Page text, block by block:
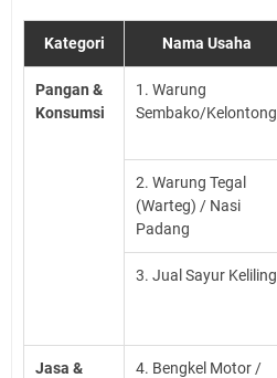
Kategori Nama Usaha
Pangan &
Konsumsi
1. Warung
Sembako/Kelontong
2. Warung Tegal
(Warteg) / Nasi
Padang
3. Jual Sayur Keliling
Jasa &
4. Bengkel Motor /